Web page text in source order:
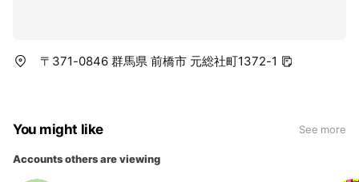
〒371-0846 群馬県 前橋市 元総社町1372-1
You might like See more
Accounts others are viewing